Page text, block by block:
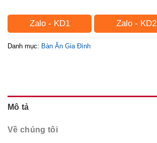
Zalo - KD1 Zalo - KD2
Danh mục: Bàn Ăn Gia Đình
Mô tả
Về chúng tôi